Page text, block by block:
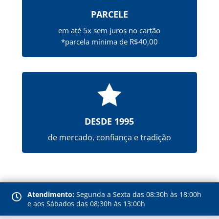
PARCELE
em até 5x sem juros no cartão
*parcela mínima de R$40,00

DESDE 1995
de mercado, confiança e tradição
 Atendimento: Segunda a Sexta das 08:30h às 18:00h
e aos Sábados das 08:30h às 13:00h